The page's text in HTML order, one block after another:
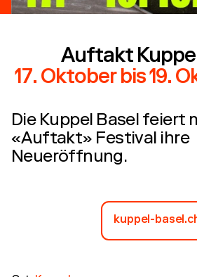
Auftakt
17. Oktoberbis19.
Die Kuppel Basel feiert
«Auftakt» Festival ihre
Neueröffnung.
kuppel-